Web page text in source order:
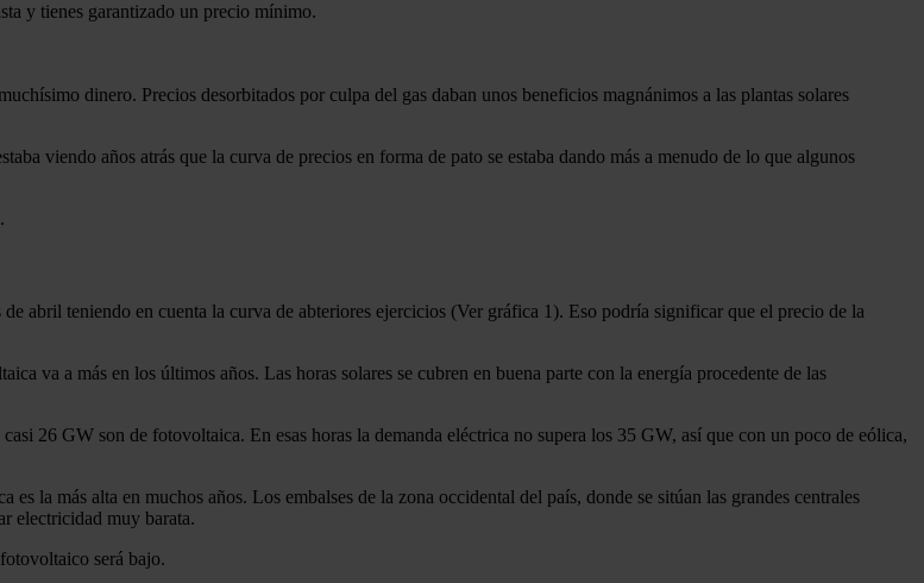
y tienes garantizado un precio mínimo.
dinero. Precios desorbitados por culpa del gas daban unos beneficios magnánimos a las plantas solares
viendo años atrás que la curva de precios en forma de pato se estaba dando más a menudo de lo que algunos
abril teniendo en cuenta la curva de abteriores ejercicios (Ver gráfica 1). Eso podría significar que el precio de la
va a más en los últimos años. Las horas solares se cubren en buena parte con la energía procedente de las
26 GW son de fotovoltaica. En esas horas la demanda eléctrica no supera los 35 GW, así que con un poco de eólica,
la más alta en muchos años. Los embalses de la zona occidental del país, donde se sitúan las grandes centrales
electricidad muy barata.
será bajo.